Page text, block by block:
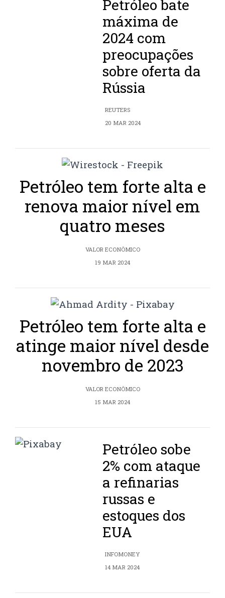
Petróleo bate
máxima de
2024 com
preocupações
sobre oferta da
Rússia
REUTERS
20 MAR 2024
Petróleo tem forte alta e
renova maior nível em
quatro meses
VALOR ECONÔMICO
19 MAR 2024
Petróleo tem forte alta e
atinge maior nível desde
novembro de 2023
VALOR ECONÔMICO
15 MAR 2024
Petróleo sobe
2% com ataque
a refinarias
russas e
estoques dos
EUA
INFOMONEY
14 MAR 2024